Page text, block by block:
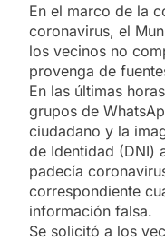
En el marco de la
coronavirus, el
los vecinos no
provenga de
En las últimas
grupos de
ciudadano y la
de Identidad (DNI)
padecía
correspondiente
información falsa.
Se solicitó a los